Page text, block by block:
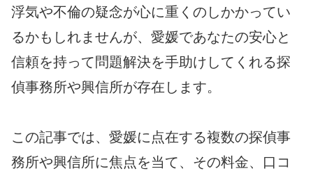
浮気や不倫の疑念が心に重くのしかかってい
るかもしれませんが、愛媛であなたの安心と
信頼を持って問題解決を手助けしてくれる探
偵事務所や興信所が存在します。
この記事では、愛媛に点在する複数の探偵事
務所や興信所に焦点を当て、その料金、口コ